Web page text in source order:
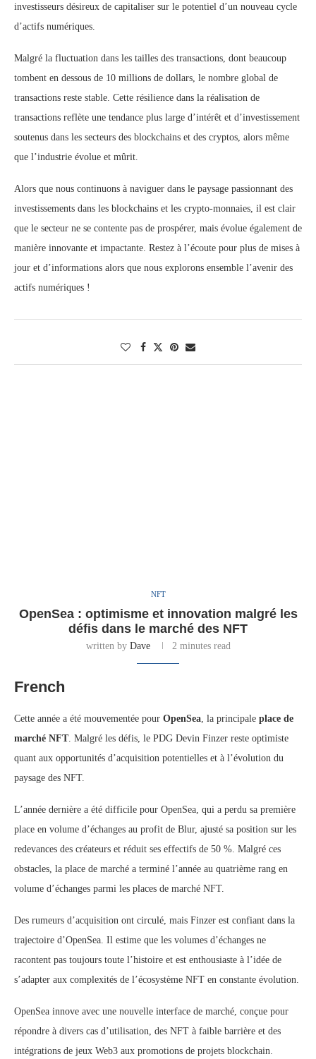
investisseurs désireux de capitaliser sur le potentiel d’un nouveau cycle
d’actifs numériques.
Malgré la fluctuation dans les tailles des transactions, dont beaucoup
tombent en dessous de 10 millions de dollars, le nombre global de
transactions reste stable. Cette résilience dans la réalisation de
transactions reflète une tendance plus large d’intérêt et d’investissement
soutenus dans les secteurs des blockchains et des cryptos, alors même
que l’industrie évolue et mûrit.
Alors que nous continuons à naviguer dans le paysage passionnant des
investissements dans les blockchains et les crypto-monnaies, il est clair
que le secteur ne se contente pas de prospérer, mais évolue également de
manière innovante et impactante. Restez à l’écoute pour plus de mises à
jour et d’informations alors que nous explorons ensemble l’avenir des
actifs numériques !
NFT
OpenSea : optimisme et innovation malgré les
défis dans le marché des NFT
written by Dave 2 minutes read
French
Cette année a été mouvementée pour OpenSea, la principale place de
marché NFT. Malgré les défis, le PDG Devin Finzer reste optimiste
quant aux opportunités d’acquisition potentielles et à l’évolution du
paysage des NFT.
L’année dernière a été difficile pour OpenSea, qui a perdu sa première
place en volume d’échanges au profit de Blur, ajusté sa position sur les
redevances des créateurs et réduit ses effectifs de 50 %. Malgré ces
obstacles, la place de marché a terminé l’année au quatrième rang en
volume d’échanges parmi les places de marché NFT.
Des rumeurs d’acquisition ont circulé, mais Finzer est confiant dans la
trajectoire d’OpenSea. Il estime que les volumes d’échanges ne
racontent pas toujours toute l’histoire et est enthousiaste à l’idée de
s’adapter aux complexités de l’écosystème NFT en constante évolution.
OpenSea innove avec une nouvelle interface de marché, conçue pour
répondre à divers cas d’utilisation, des NFT à faible barrière et des
intégrations de jeux Web3 aux promotions de projets blockchain.